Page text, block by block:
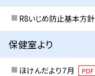
R8いじめ防止基本方針
保健室より
ほけんだより７月 PDF